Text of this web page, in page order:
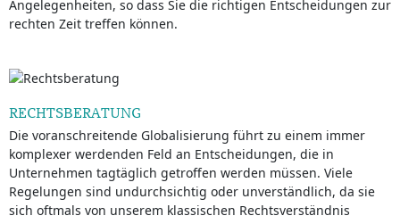
Angelegenheiten, so dass Sie die richtigen Entscheidungen zur
rechten Zeit treffen können.
RECHTSBERATUNG
Die voranschreitende Globalisierung führt zu einem immer
komplexer werdenden Feld an Entscheidungen, die in
Unternehmen tagtäglich getroffen werden müssen. Viele
Regelungen sind undurchsichtig oder unverständlich, da sie
sich oftmals von unserem klassischen Rechtsverständnis